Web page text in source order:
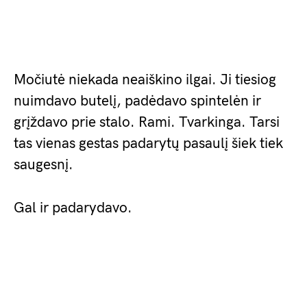
Močiutė niekada neaiškino ilgai. Ji tiesiog
nuimdavo butelį, padėdavo spintelėn ir
grįždavo prie stalo. Rami. Tvarkinga. Tarsi
tas vienas gestas padarytų pasaulį šiek tiek
saugesnį.
Gal ir padarydavo.